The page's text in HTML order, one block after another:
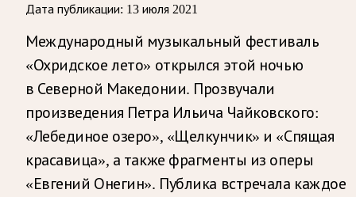
Дата публикации: 13 июля 2021
Международный музыкальный фестиваль
«Охридское лето» открылся этой ночью
в Северной Македонии. Прозвучали
произведения Петра Ильича Чайковского:
«Лебединое озеро», «Щелкунчик» и «Спящая
красавица», а также фрагменты из оперы
«Евгений Онегин». Публика встречала каждое